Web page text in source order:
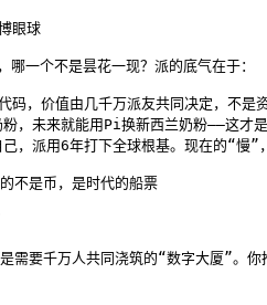
眼球
一个不是昙花一现？派的底气在于：
码，价值由几千万派友共同决定，不是
，未来就能用Pi换新西兰奶粉——这才
，派用6年打下全球根基。现在的“慢
不是币，是时代的船票
需要千万人共同浇筑的“数字大厦”。